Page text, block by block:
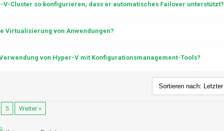
V-Cluster so konfigurieren, dass er automatisches Failover unterstützt?
Virtualisierung von Anwendungen?
von Hyper-V mit Konfigurationsmanagement-Tools?
5 Weiter »